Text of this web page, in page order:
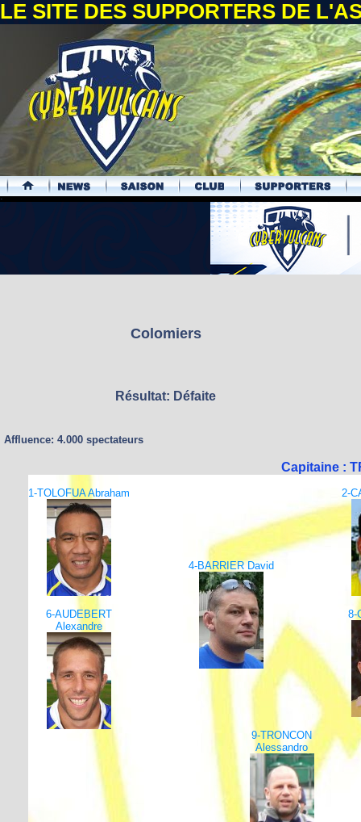
LE SITE DES SUPPORTERS DE
.
Colomiers
Résultat: Défaite
Affluence: 4.000 spectateurs
Capitaine :
1-TOLOFUA Abraham 2-
4-BARRIER David
6-AUDEBERT
Alexandre
8-
9-TRONCON
Alessandro